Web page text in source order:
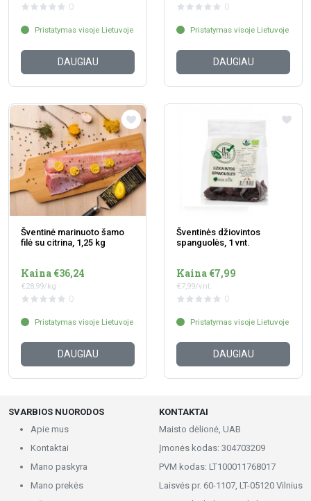
0
Pristatymas visoje Lietuvoje
DAUGIAU
0
Pristatymas visoje Lietuvoje
DAUGIAU
Šventinė marinuoto šamo
filė su citrina, 1,25 kg
Kaina €36,24
€28,99/kg
0
Pristatymas visoje Lietuvoje
DAUGIAU
Šventinės džiovintos
spanguolės, 1 vnt.
Kaina €7,99
€7,99/vnt.
0
Pristatymas visoje Lietuvoje
DAUGIAU
SVARBIOS NUORODOS
Apie mus
Kontaktai
Mano paskyra
Mano prekės
KONTAKTAI
Maisto dėlionė, UAB
Įmonės kodas: 304703209
PVM kodas: LT100011768017
Laisvės pr. 60-1107, LT-05120 Vilnius